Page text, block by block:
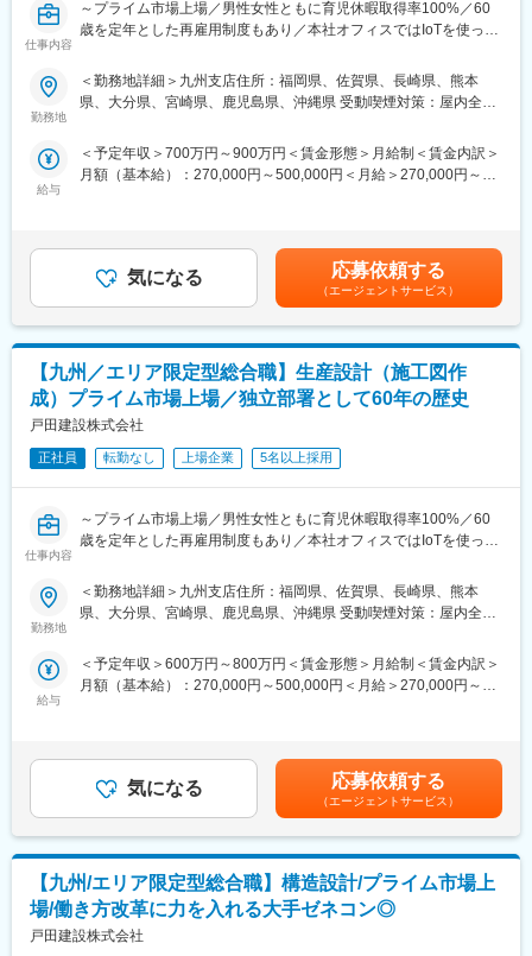
にはほとんどの社員が現場を出ています。長期休暇（GWに10日
間など）、有給取得平均12日とお休みもしっかり取得していま
・平均年齢44歳。若手からベテランまで幅広い方が活躍していま
す。
・平均勤続年数18.9年、福利厚生が充実しています。
・勤怠管理：パソコンのログと勤務通知システムが連動。サービ
計画・BIM活用・現地工数削減のオフサイト化の推進・ロボット
や建設機械など最先端技術の活用にて現場での作業工数の削減に
■転勤発生時のフォロー制度
自宅から離れた場所で勤務する社員に最大限の支援を用意してい
ます。
・別居滞在手当（5.0万／月※別居を選した場合）
・帰宅手当（赴任先～自宅迄の旅費×3回×1.2に相当する金額が毎
月定額で支給されます）
・育児・介護等のご事情により、転勤免除制度が適用できます。
（例：お子様が中学生に上がる迄、2人目以降も適用可）
変更の範囲：会社の定める業務
仕事内容
～プライム市場上場／男性女性ともに育児休暇取得率100%／60
歳を定年とした再雇用制度もあり／本社オフィスではIoTを使った
【変更の範囲：会社の定める業務】
■業務内容：
る建築設計関連業務をお任せします。基本設計、実施設計、工事
監理をはじめ、企画立案、入札やプロポーザルにおける技術提案
アな業務に携わりやすい点も魅力です。
■働き方改革への取り組み：
当社は持続的成長を図るための経営戦略の1つとして働き方改革を
行っております。
◆育児休業制度・ならし保育制度・子の看護休暇制度を社員へ広
く周知し、休暇を取りやすくしております。
◆男性女性ともに育児休暇取得率100%で、厚生労働省の「えるぼ
し認定」も取得しております。
◆長期的就業を見据え、60歳を定年とした再雇用制度や、61歳～
◆年功序列ではなく評価次第で昇格の機会がございます。役職が
上がれば手当もつくので、頑張りがしっかりと反映されるように
■戸田建設に関して：
施工、リノベーションに至る全てのプロセスにおける知見を集約
するプラットフォームの構築。日本初の浮体式洋上風力発電の事
のづくり手法の確立や新たな価値の創造を推進。SDGsの達成に向
けて戸田建設が描くコンセプトシティの想像を目指します。
■実績：
井手口川ダム、国道45号大峠山地区道路工事、九州新幹線諫早ト
ンネル、仙台湾南部海岸、釜石市北ブロック、多摩ニュータウ
ン、ユーラス伊達ウインドファーム
勤務地
＜勤務地詳細＞九州支店住所：福岡県、佐賀県、長崎県、熊本
県、大分県、宮崎県、鹿児島県、沖縄県 受動喫煙対策：屋内全面
給与
＜予定年収＞700万円～900万円＜賃金形態＞月給制＜賃金内訳＞
月額（基本給）：270,000円～500,000円＜月給＞270,000円～
歳：約820万円40歳：約880万円※課長職以上：約1,000万円以上
賃金はあくまでも目安の金額であり、選考を通じて上下する可能
性があります。月給(月額)は固定手当を含めた表記です。
気になる 応募依頼する
（エージェントサービス）
【九州／エリア限定型総合職】生産設計（施工図作
成）プライム市場上場／独立部署として60年の歴史
戸田建設株式会社
正社員 転勤なし 上場企業 5名以上採用
仕事内容
～プライム市場上場／男性女性ともに育児休暇取得率100%／60
歳を定年とした再雇用制度もあり／本社オフィスではIoTを使った
【変更の範囲：会社の定める業務】
に立った打合せを行い、施工を行なう際に必要な細かい寸法など
の情報が書かれた「施工図」と外壁材や建具など工場で製作する
ムタワー京橋（アーティゾン美術館）や福田美術館、史跡鳥取城
跡擬宝珠橋復元工事に携わっております。
■働き方改革への取り組み：
当社は持続的成長を図るための経営戦略の1つとして働き方改革を
行っております。
◆育児休業制度・ならし保育制度・子の看護休暇制度を社員へ広
く周知し、休暇を取りやすくしております。
◆男性女性ともに育児休暇取得率100%で、厚生労働省の「えるぼ
勤務地
＜勤務地詳細＞九州支店住所：福岡県、佐賀県、長崎県、熊本
県、大分県、宮崎県、鹿児島県、沖縄県 受動喫煙対策：屋内全面
給与
＜予定年収＞600万円～800万円＜賃金形態＞月給制＜賃金内訳＞
月額（基本給）：270,000円～500,000円＜月給＞270,000円～
総合職モデル35歳：約740万円40歳：約790万円賃金はあくまで
も目安の金額であり、選考を通じて上下する可能性があります。
月給(月額)は固定手当を含めた表記です。
気になる 応募依頼する
（エージェントサービス）
【九州/エリア限定型総合職】構造設計/プライム市場上
場/働き方改革に力を入れる大手ゼネコン◎
戸田建設株式会社